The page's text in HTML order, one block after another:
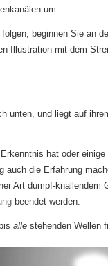
um.
beginnen Sie an
Illustration mit dem
unten, und liegt auf
hat oder
auch die Erfahrung
Art dumpf-knallendem
beendet werden.
allestehenden Wellen